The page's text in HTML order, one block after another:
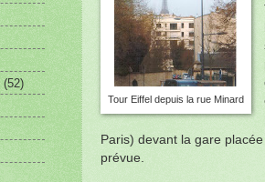
Tour Eiffel depuis la rue Minard
Paris) devant la gare
prévue.
(52)